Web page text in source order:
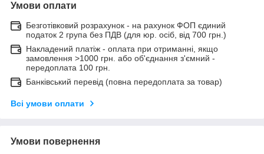
Умови оплати
Безготівковий розрахунок - на рахунок ФОП єдиний
податок 2 група без ПДВ (для юр. осіб, від 700 грн.)
Накладений платіж - оплата при отриманні, якщо
замовлення >1000 грн. або об'єднання з'ємний -
передоплата 100 грн.
Банківський перевід (повна передоплата за товар)
Всі умови оплати
Умови повернення